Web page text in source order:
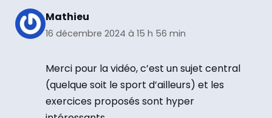
Mathieu
16 décembre 2024 à 15 h 56 min
Merci pour la vidéo, c’est un sujet central
(quelque soit le sport d’ailleurs) et les
exercices proposés sont hyper